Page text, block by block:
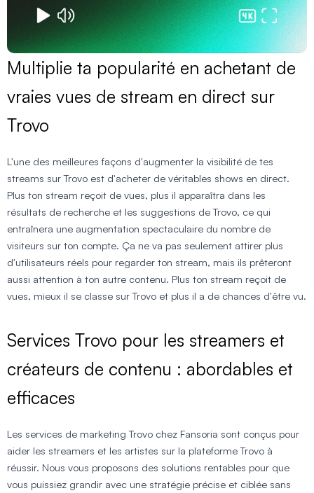
Multiplie ta popularité en achetant de
vraies vues de stream en direct sur
Trovo
L'une des meilleures façons d'augmenter la visibilité de tes
streams sur Trovo est d'acheter de véritables shows en direct.
Plus ton stream reçoit de vues, plus il apparaîtra dans les
résultats de recherche et les suggestions de Trovo, ce qui
entraînera une augmentation spectaculaire du nombre de
visiteurs sur ton compte. Ça ne va pas seulement attirer plus
d'utilisateurs réels pour regarder ton stream, mais ils prêteront
aussi attention à ton autre contenu. Plus ton stream reçoit de
vues, mieux il se classe sur Trovo et plus il a de chances d'être vu.
Services Trovo pour les streamers et
créateurs de contenu : abordables et
efficaces
Les services de marketing Trovo chez Fansoria sont conçus pour
aider les streamers et les artistes sur la plateforme Trovo à
réussir. Nous vous proposons des solutions rentables pour que
vous puissiez grandir avec une stratégie précise et ciblée sans